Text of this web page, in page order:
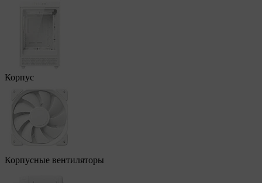
Корпус
Корпусные вентиляторы